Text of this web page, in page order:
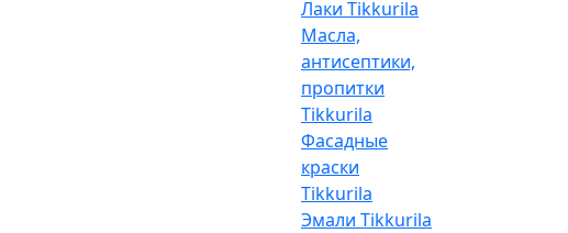
Лаки Tikkurila
Масла,
антисептики,
пропитки
Tikkurila
Фасадные
краски
Tikkurila
Эмали Tikkurila